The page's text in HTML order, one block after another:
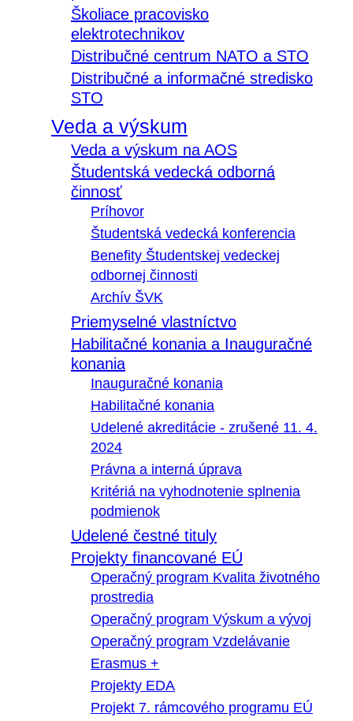
Školiace pracovisko
elektrotechnikov
Distribučné centrum NATO a STO
Distribučné a informačné stredisko
STO
Veda a výskum
Veda a výskum na AOS
Študentská vedecká odborná
činnosť
Príhovor
Študentská vedecká konferencia
Benefity Študentskej vedeckej
odbornej činnosti
Archív ŠVK
Priemyselné vlastníctvo
Habilitačné konania a Inauguračné
konania
Inauguračné konania
Habilitačné konania
Udelené akreditácie - zrušené 11. 4.
2024
Právna a interná úprava
Kritériá na vyhodnotenie splnenia
podmienok
Udelené čestné tituly
Projekty financované EÚ
Operačný program Kvalita životného
prostredia
Operačný program Výskum a vývoj
Operačný program Vzdelávanie
Erasmus +
Projekty EDA
Projekt 7. rámcového programu EÚ